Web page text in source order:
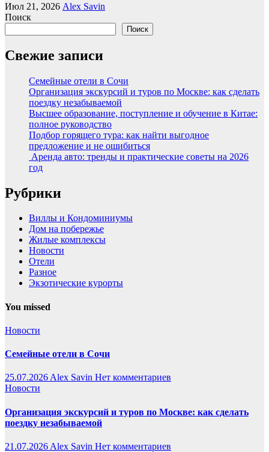
Июл 21, 2026 Alex Savin
Поиск
Поиск
Свежие записи
Семейные отели в Сочи
Организация экскурсий и туров по Москве: как сделать
поездку незабываемой
Высшее образование, поступление и обучение в Китае:
полное руководство
Подбор горящего тура: как найти выгодное
предложение и не ошибиться
Аренда авто: тренды и практические советы на 2026
год
Рубрики
Виллы и Кондоминиумы
Дом на побережье
Жилые комплексы
Новости
Отели
Разное
Экзотические курорты
You missed
Новости
Семейные отели в Сочи
25.07.2026Alex Savin Нет комментариев
Новости
Организация экскурсий и туров по Москве: как сделать
поездку незабываемой
21.07.2026 Alex Savin Нет комментариев